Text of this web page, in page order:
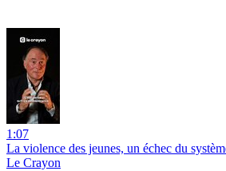
1:07
La violence des jeunes, un échec du
Le Crayon